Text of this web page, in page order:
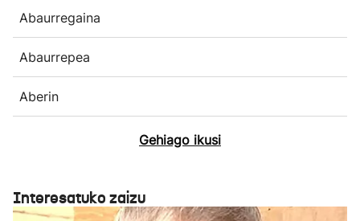
Abaurregaina
Abaurrepea
Aberin
Gehiago ikusi
Interesatuko zaizu